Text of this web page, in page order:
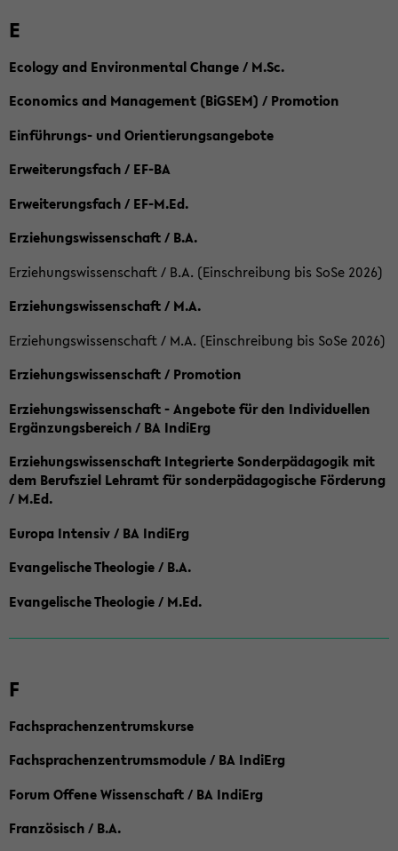
E
Ecology and Environmental Change / M.Sc.
Economics and Management (BiGSEM) / Promotion
Einführungs- und Orientierungsangebote
Erweiterungsfach / EF-BA
Erweiterungsfach / EF-M.Ed.
Erziehungswissenschaft / B.A.
Erziehungswissenschaft / B.A. (Einschreibung bis SoSe 2026)
Erziehungswissenschaft / M.A.
Erziehungswissenschaft / M.A. (Einschreibung bis SoSe 2026)
Erziehungswissenschaft / Promotion
Erziehungswissenschaft - Angebote für den Individuellen
Ergänzungsbereich / BA IndiErg
Erziehungswissenschaft Integrierte Sonderpädagogik mit
dem Berufsziel Lehramt für sonderpädagogische Förderung
/ M.Ed.
Europa Intensiv / BA IndiErg
Evangelische Theologie / B.A.
Evangelische Theologie / M.Ed.
F
Fachsprachenzentrumskurse
Fachsprachenzentrumsmodule / BA IndiErg
Forum Offene Wissenschaft / BA IndiErg
Französisch / B.A.